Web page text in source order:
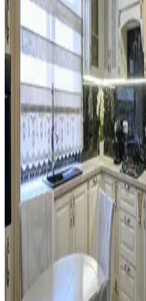
bırakabilir.
Mutfak Tezgahı ve
Estetik ve Fonksiyonel
Mutfak tezgahı ile backsplash
malzeme ve ton farklılıklarından
geçici çözümlerle uyum sağlama
Kiralık Mutfaklarda Başarılı
İçin İzin ve Malzeme Seçimi
Kiralık mutfaklarda ev sahibi ile
aydınlatma ve donanım
yenileme yöntemleri ele alınmaktadır.
Eski Seramik Karoları
Dolaplarıyla Uyum Sağlama
Eski seramik karoları değiştirmeden
dolaplarıyla renk uyumu sağlama
alınmaktadır. Maliyet etkin ve estetik
Mutfaktaki Boş Alanların
Alternatif Mobilya ve